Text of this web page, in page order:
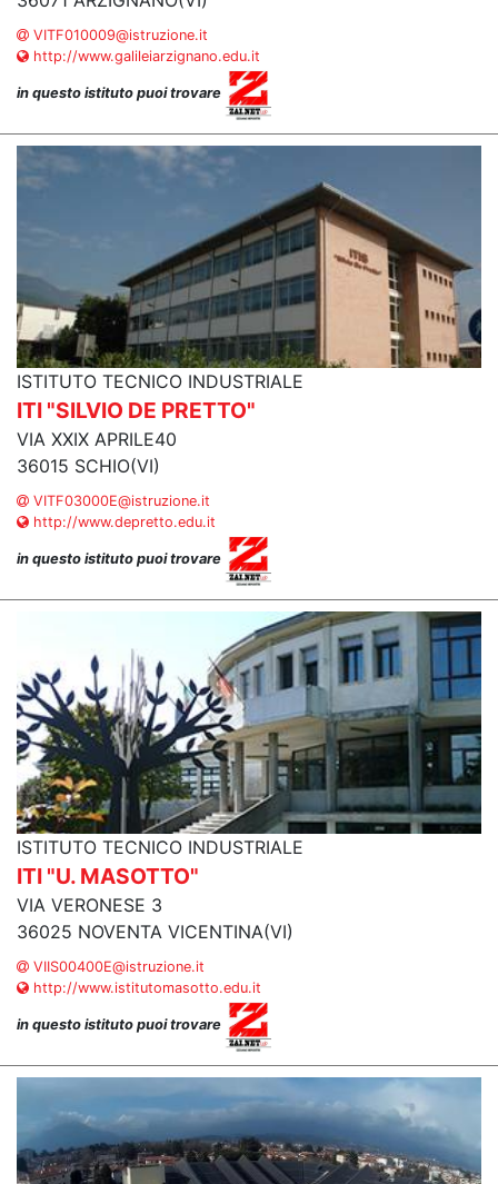
VITF010009@istruzione.it
http://www.galileiarzignano.edu.it
in questo istituto puoi trovare
ISTITUTO TECNICO INDUSTRIALE
ITI "SILVIO DE PRETTO"
VIA XXIX APRILE40
36015 SCHIO(VI)
VITF03000E@istruzione.it
http://www.depretto.edu.it
in questo istituto puoi trovare
ISTITUTO TECNICO INDUSTRIALE
ITI "U. MASOTTO"
VIA VERONESE 3
36025 NOVENTA VICENTINA(VI)
VIIS00400E@istruzione.it
http://www.istitutomasotto.edu.it
in questo istituto puoi trovare